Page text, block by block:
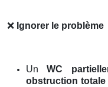
❌ Ignorer le problème
UnWC
obstruction totale